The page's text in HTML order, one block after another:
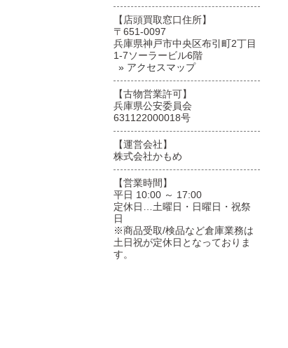
【店頭買取窓口住所】
〒651-0097
兵庫県神戸市中央区布引町2丁目
1-7ソーラービル6階
» アクセスマップ
【古物営業許可】
兵庫県公安委員会
631122000018号
【運営会社】
株式会社かもめ
【営業時間】
平日 10:00 ～ 17:00
定休日…土曜日・日曜日・祝祭
日
※商品受取/検品など倉庫業務は
土日祝が定休日となっておりま
す。